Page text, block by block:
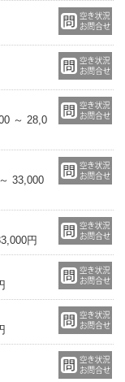
～ 28,0
33,000
円